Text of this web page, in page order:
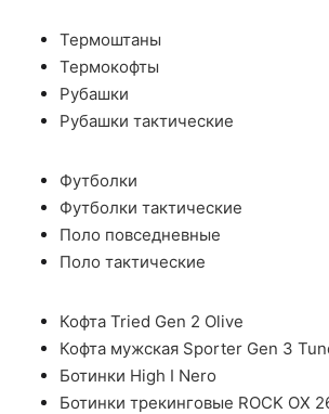
Термоштаны
Термокофты
Рубашки
Рубашки тактические
Футболки
Футболки тактические
Поло повседневные
Поло тактические
Кофта Tried Gen 2 Olive
Кофта мужская Sporter Gen 3
Ботинки High I Nero
Ботинки трекинговые ROCK OX